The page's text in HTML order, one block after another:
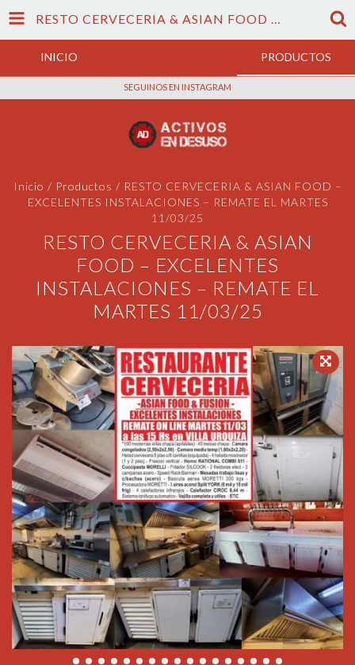
RESTO CERVECERIA & ASIAN FOOD – EXCELENTES INSTALACIONES – REMATE EL MARTES 11/03/25
INICIO PRODUCTOS
SEGUINOS EN INSTAGRAM
Inicio / Productos / RESTO CERVECERIA & ASIAN FOOD –
EXCELENTES INSTALACIONES – REMATE EL MARTES
11/03/25
RESTO CERVECERIA & ASIAN
FOOD – EXCELENTES
INSTALACIONES – REMATE EL
MARTES 11/03/25